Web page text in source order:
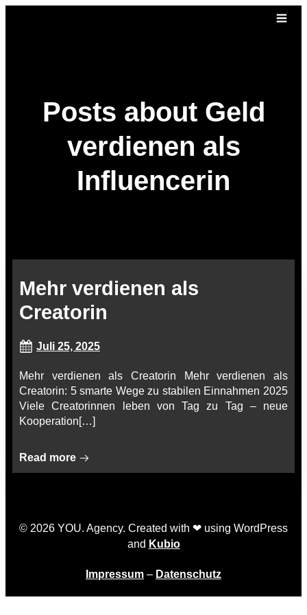
Posts about Geld
verdienen als
Influencerin
Mehr verdienen als
Creatorin
Juli 25, 2025
Mehr verdienen als Creatorin Mehr verdienen als
Creatorin: 5 smarte Wege zu stabilen Einnahmen 2025
Viele Creatorinnen leben von Tag zu Tag – neue
Kooperation[…]
Read more
© 2026 YOU. Agency. Created with ❤ using WordPress
and Kubio
Impressum – Datenschutz